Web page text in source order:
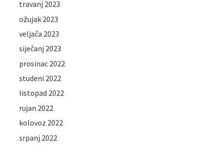
travanj 2023
ožujak 2023
veljača 2023
siječanj 2023
prosinac 2022
studeni 2022
listopad 2022
rujan 2022
kolovoz 2022
srpanj 2022